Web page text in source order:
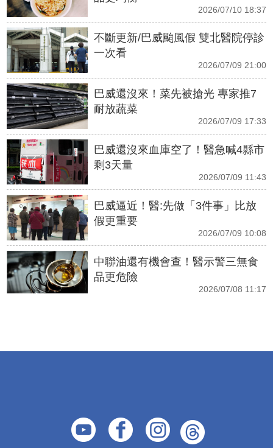
2026/07/10 18:37
不斷更新/巴威颱風假 雙北醫院停診
一次看
2026/07/09 21:00
巴威還沒來！菜先被搶光 專家推7
耐放蔬菜
2026/07/09 17:33
巴威還沒來血庫空了！醫急喊4縣市
剩3天量
2026/07/09 11:43
巴威逼近！醫:先做「3件事」比放
假更重要
2026/07/09 10:08
中聯油還有機會查！醫示警三無食
品更危險
2026/07/08 11:17